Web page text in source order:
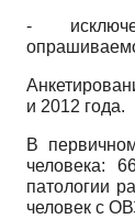
-
и 2012 года.
В
человека:
патологии
человек с